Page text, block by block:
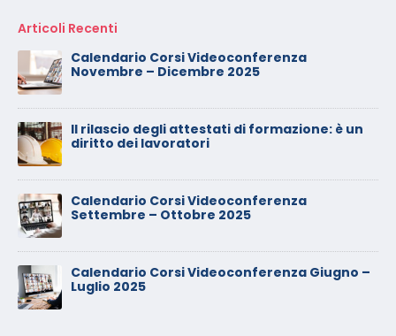
Articoli Recenti
Calendario Corsi Videoconferenza
Novembre – Dicembre 2025
Il rilascio degli attestati di formazione: è un
diritto dei lavoratori
Calendario Corsi Videoconferenza
Settembre – Ottobre 2025
Calendario Corsi Videoconferenza Giugno –
Luglio 2025